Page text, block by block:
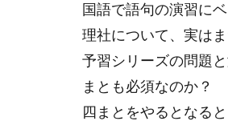
国語で語句の演習に
理社について、実は
予習シリーズの問題
まとも必須なのか？
四まとをやるとなる